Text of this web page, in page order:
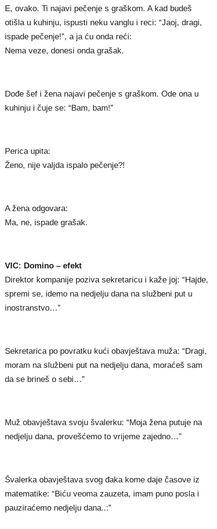
E, ovako. Ti najavi pečenje s graškom. A kad budeš
otišla u kuhinju, ispusti neku vanglu i reci: “Jaoj, dragi,
ispade pečenje!”, a ja ću onda reći:
Nema veze, donesi onda grašak.
Dođe šef i žena najavi pečenje s graškom. Ode ona u
kuhinju i čuje se: “Bam, bam!”
Perica upita:
Ženo, nije valjda ispalo pečenje?!
A žena odgovara:
Ma, ne, ispade grašak.
VIC: Domino – efekt
Direktor kompanije poziva sekretaricu i kaže joj: “Hajde,
spremi se, idemo na nedjelju dana na službeni put u
inostranstvo…”
Sekretarica po povratku kući obavještava muža: “Dragi,
moram na službeni put na nedjelju dana, moraćeš sam
da se brineš o sebi…”
Muž obavještava svoju švalerku: “Moja žena putuje na
nedjelju dana, provešćemo to vrijeme zajedno…”
Švalerka obavještava svog đaka kome daje časove iz
matematike: “Biću veoma zauzeta, imam puno posla i
pauziraćemo nedjelju dana..:”